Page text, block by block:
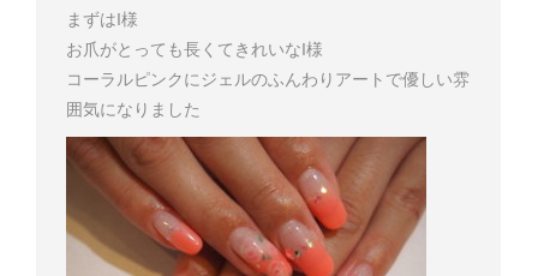
まずはI様
お爪がとっても長くてきれいなI様
コーラルピンクにジェルのふんわりアートで優しい雰
囲気になりました